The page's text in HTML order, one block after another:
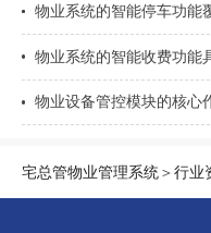
物业系统的智能停车功能
物业系统的智能收费功能
物业设备管控模块的核心
宅总管物业管理系统＞行业